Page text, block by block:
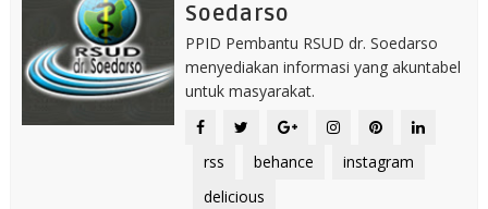
Soedarso
PPID Pembantu RSUD dr. Soedarso
menyediakan informasi yang akuntabel
untuk masyarakat.
rss behance
instagram
delicious